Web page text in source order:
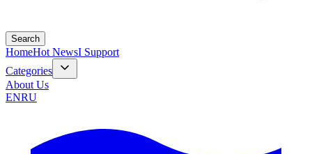
Search
HomeHot NewsI Support
Categories
About Us
ENRU